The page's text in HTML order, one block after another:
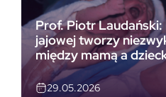
Prof. Piotr
jajowej tworzy
między mamą a
29.05.2026